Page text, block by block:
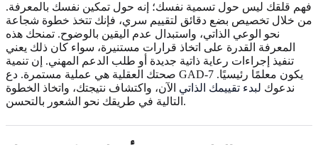
فهم قلقك ليس حول تسمية نفسك؛ إنه حول تمكين نفسك بالمعرفة.
من خلال تخصيص بضع دقائق لتقييم سري، فإنك تتخذ خطوة شجاعة
نحو الوعي الذاتي، واستبدال عدم اليقين بالوضوح. تمنحك هذه
المعرفة القدرة على اتخاذ قرارات مستنيرة، سواء كان ذلك يعني
تنفيذ إجراءات رعاية ذاتية جديدة أو طلب الدعم المهني. إن تنمية
صحتك العقلية هي عملية مستمرة. دع GAD-7 يكون معلمًا رئيسيًا.
ندعوك لبدء تقييمك الذاتي الآن، واكتشاف نتيجتك، واتخاذ الخطوة
التالية في طريقك نحو الشعور بالتحسن.